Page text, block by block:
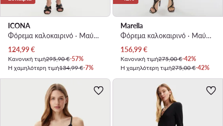
ICONA
Φόρεμα καλοκαιρινό · Μαύρο · Midi
Τρέχουσα τιμή
124,99€
Κανονική τιμή295,90 €-57%
Η χαμηλότερη τιμή134,99 €-7%
Marella
Φόρεμα καλοκαιρινό · Μαύρο · Midi
Τρέχουσα τιμή
156,99€
Κανονική τιμή275,00 €-42%
Η χαμηλότερη τιμή275,00 €-42%